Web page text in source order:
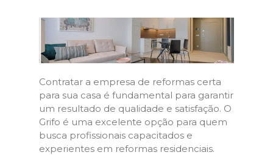
Contratar a empresa de reformas certa
para sua casa é fundamental para garantir
um resultado de qualidade e satisfação. O
Grifo é uma excelente opção para quem
busca profissionais capacitados e
experientes em reformas residenciais.